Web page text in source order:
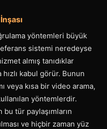
yöntemleri büyük
sistemi neredeyse
almış tanıdıklar
hızlı kabul görür. Bunun
veya kısa bir video arama,
yöntemlerdir.
tür paylaşımların
ve hiçbir zaman yüz